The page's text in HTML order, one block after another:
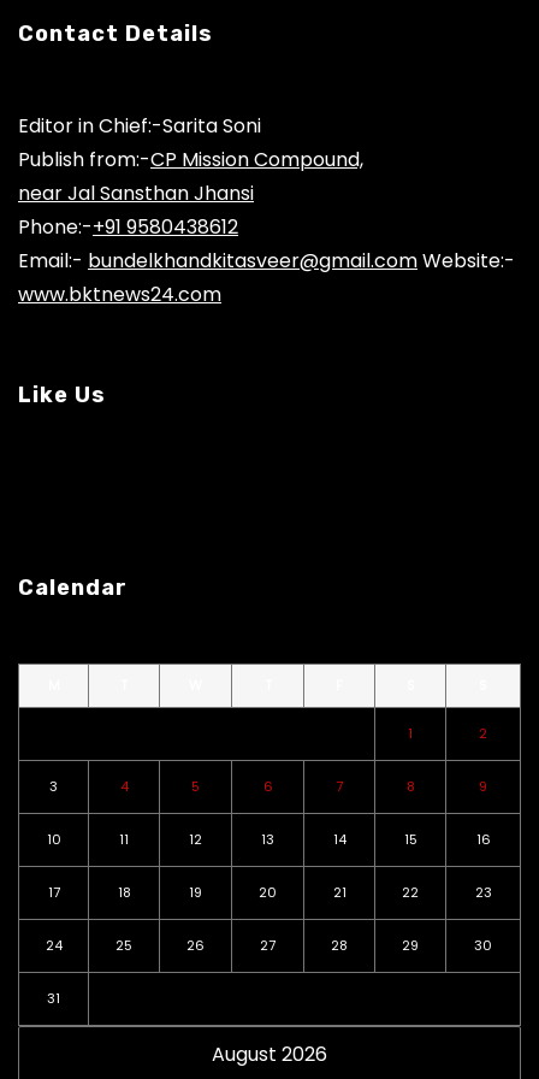
Contact Details
Editor in Chief:-Sarita Soni
Publish from:-CP Mission Compound,
near Jal Sansthan Jhansi
Phone:-+91 9580438612
Email:- bundelkhandkitasveer@gmail.comWebsite:-
www.bktnews24.com
Like Us
Calendar
August 2026
1 2
3 4 5 6 7 8 9
10 11 12 13 14 15 16
17 18 19 20 21 22 23
24 25 26 27 28 29 30
31